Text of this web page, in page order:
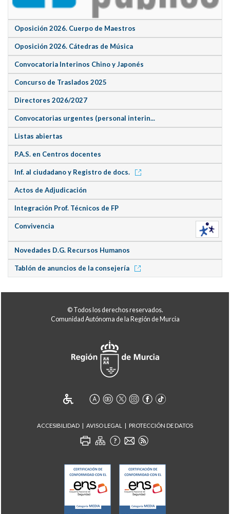
Oposición 2026. Cuerpo de Maestros
Oposición 2026. Cátedras de Música
Convocatoria Interinos Chino y Japonés
Concurso de Traslados 2025
Directores 2026/2027
Convocatorias urgentes (personal interin...
Listas abiertas
P.A.S. en Centros docentes
Inf. al ciudadano y Registro de docs.
Actos de Adjudicación
Integración Prof. Técnicos de FP
Convivencia
Novedades D.G. Recursos Humanos
Tablón de anuncios de la consejería
© Todos los derechos reservados.
Comunidad Autónoma de la Región de Murcia
ACCESIBILIDAD AVISO LEGAL PROTECCIÓN DE DATOS